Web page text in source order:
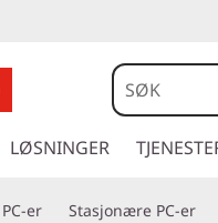
LØSNINGER
er Stasjonære PC-er